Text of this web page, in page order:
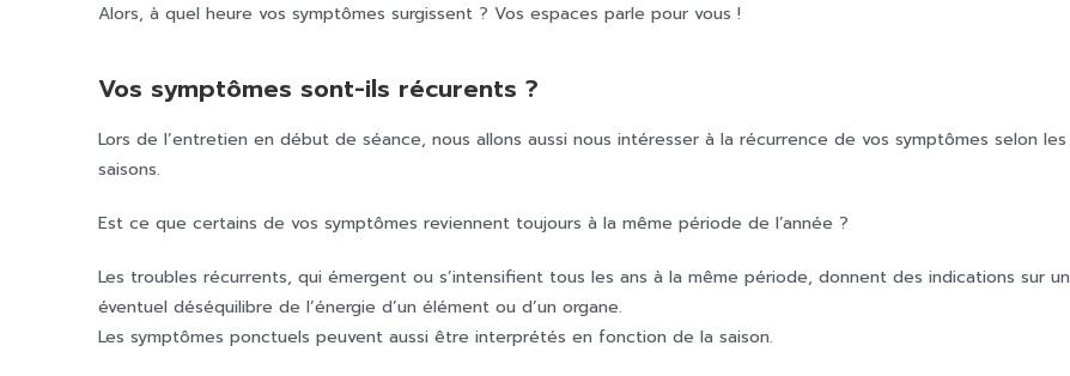
Alors, à quel heure vos symptômes surgissent ? Vos espaces parle pour vous !
Vos symptômes sont-ils récurents ?
Lors de l’entretien en début de séance, nous allons aussi nous intéresser à la récurrence de vos symptômes selon les
saisons.
Est ce que certains de vos symptômes reviennent toujours à la même période de l’année ?
Les troubles récurrents, qui émergent ou s’intensifient tous les ans à la même période, donnent des indications sur un
éventuel déséquilibre de l’énergie d’un élément ou d’un organe.
Les symptômes ponctuels peuvent aussi être interprétés en fonction de la saison.